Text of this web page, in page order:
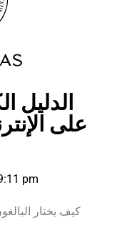
الدليل
pm
كيف يختار